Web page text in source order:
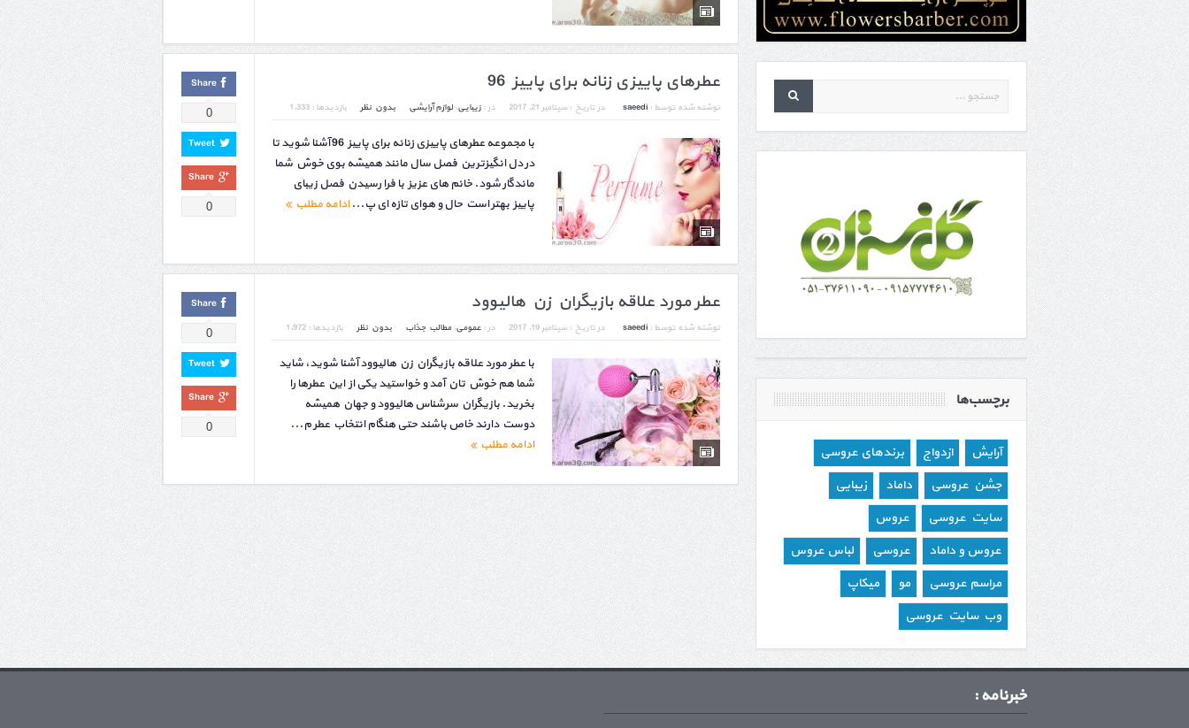
عطرهای پاییزی زنانه برای پاییز 96
نوشته شده توسط : saeedi در تاریخ : سپتامبر 21, 2017 در : زیبایی, لوازم آرایشی بدون نظر بازدیدها : 1,333
با مجموعه عطرهای پاییزی زنانه برای پاییز 96 آشنا شوید تا
در دل انگیزترین فصل سال مانند همیشه بوی خوش شما
ماندگار شود. خانم های عزیز با فرا رسیدن فصل زیبای
پاییز بهتر است حال و هوای تازه ای پ...ادامه مطلب
Share
0
Tweet
Share
0
عطر مورد علاقه بازیگران زن هالیوود
نوشته شده توسط : saeedi در تاریخ : سپتامبر 19, 2017 در : عمومی,مطالب جذاب بدون نظر بازدیدها : 1,972
با عطر مورد علاقه بازیگران زن هالیوود آشنا شوید، شاید
شما هم خوش تان آمد و خواستید یکی از این عطرها را
بخرید. بازیگران سرشناس هالیوود و جهان همیشه
دوست دارند خاص باشند حتی هنگام انتخاب عطر م...
ادامه مطلب
Share
0
Tweet
Share
0
برچسب‌ها
آرایش ازدواج
برندهای عروسی
جشن عروسی
داماد
زیبایی
سایت عروسی
عروس
عروس و داماد
عروسی
لباس عروس
مراسم عروسی
مو
میکاپ
وب سایت عروسی
خبرنامه :